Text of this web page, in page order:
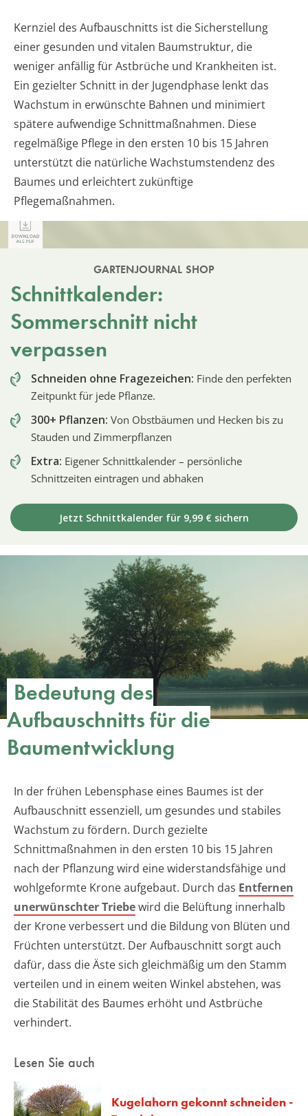
Kernziel des Aufbauschnitts ist die Sicherstellung
einer gesunden und vitalen Baumstruktur, die
weniger anfällig für Astbrüche und Krankheiten ist.
Ein gezielter Schnitt in der Jugendphase lenkt das
Wachstum in erwünschte Bahnen und minimiert
spätere aufwendige Schnittmaßnahmen. Diese
regelmäßige Pflege in den ersten 10 bis 15 Jahren
unterstützt die natürliche Wachstumstendenz des
Baumes und erleichtert zukünftige
Pflegemaßnahmen.
GARTENJOURNAL SHOP
Schnittkalender:
Sommerschnitt nicht
verpassen
Schneiden ohne Fragezeichen: Finde den perfekten
Zeitpunkt für jede Pflanze.
300+ Pflanzen: Von Obstbäumen und Hecken bis zu
Stauden und Zimmerpflanzen
Extra: Eigener Schnittkalender – persönliche
Schnittzeiten eintragen und abhaken
Jetzt Schnittkalender für 9,99 € sichern
Bedeutung des
Aufbauschnitts für die
Baumentwicklung
In der frühen Lebensphase eines Baumes ist der
Aufbauschnitt essenziell, um gesundes und stabiles
Wachstum zu fördern. Durch gezielte
Schnittmaßnahmen in den ersten 10 bis 15 Jahren
nach der Pflanzung wird eine widerstandsfähige und
wohlgeformte Krone aufgebaut. Durch das Entfernen
unerwünschter Triebewird die Belüftung innerhalb
der Krone verbessert und die Bildung von Blüten und
Früchten unterstützt. Der Aufbauschnitt sorgt auch
dafür, dass die Äste sich gleichmäßig um den Stamm
verteilen und in einem weiten Winkel abstehen, was
die Stabilität des Baumes erhöht und Astbrüche
verhindert.
Lesen Sie auch
Kugelahorn gekonnt schneiden -